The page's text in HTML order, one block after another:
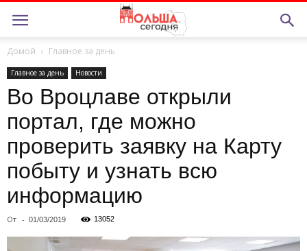
Домой Главное за день
Главное за день Новости
Во Вроцлаве открыли
портал, где можно
проверить заявку на Карту
побыту и узнать всю
информацию
От - 01/03/2019 13052